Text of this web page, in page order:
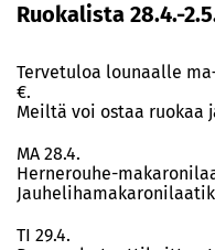
Ruokalista 28.4.-
Tervetuloa lounaalle
€.
Meiltä voi ostaa ruokaa
MA 28.4.
Hernerouhe-
TI 29.4.